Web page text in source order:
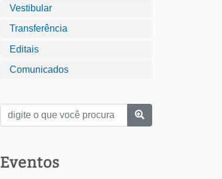
Vestibular
Transferência
Editais
Comunicados
Eventos